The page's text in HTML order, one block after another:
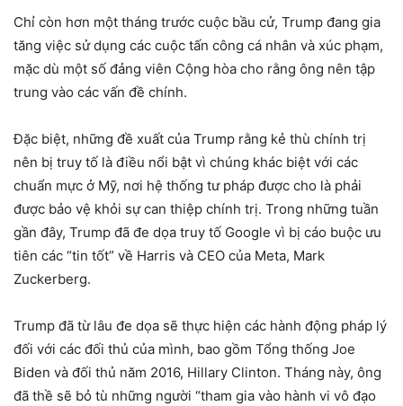
Chỉ còn hơn một tháng trước cuộc bầu cử, Trump đang gia
tăng việc sử dụng các cuộc tấn công cá nhân và xúc phạm,
mặc dù một số đảng viên Cộng hòa cho rằng ông nên tập
trung vào các vấn đề chính.
Đặc biệt, những đề xuất của Trump rằng kẻ thù chính trị
nên bị truy tố là điều nổi bật vì chúng khác biệt với các
chuẩn mực ở Mỹ, nơi hệ thống tư pháp được cho là phải
được bảo vệ khỏi sự can thiệp chính trị. Trong những tuần
gần đây, Trump đã đe dọa truy tố Google vì bị cáo buộc ưu
tiên các “tin tốt” về Harris và CEO của Meta, Mark
Zuckerberg.
Trump đã từ lâu đe dọa sẽ thực hiện các hành động pháp lý
đối với các đối thủ của mình, bao gồm Tổng thống Joe
Biden và đối thủ năm 2016, Hillary Clinton. Tháng này, ông
đã thề sẽ bỏ tù những người “tham gia vào hành vi vô đạo